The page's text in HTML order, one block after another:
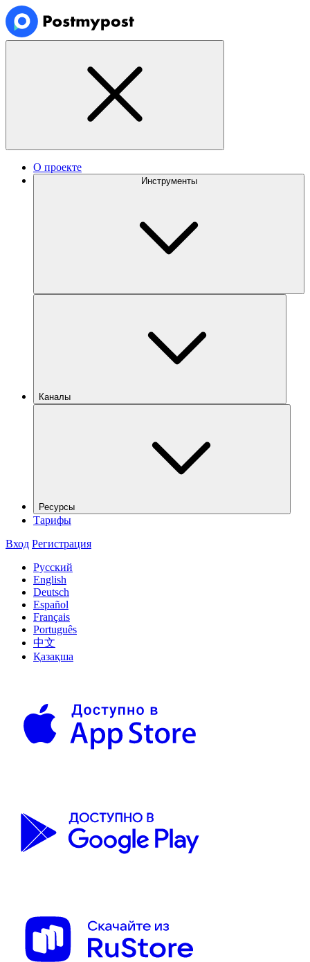
О проекте
Инструменты
Каналы
Ресурсы
Тарифы
Вход Регистрация
Русский
English
Deutsch
Español
Français
Português
中文
Қазақша